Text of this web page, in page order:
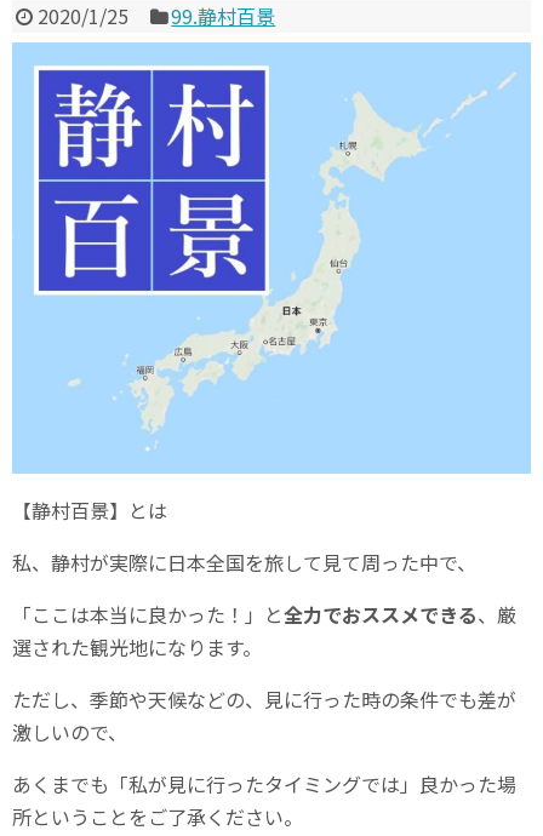
2020/1/25 99.静村百景
【静村百景】とは
私、静村が実際に日本全国を旅して見て周った中で、
「ここは本当に良かった！」と全力でおススメできる、厳
選された観光地になります。
ただし、季節や天候などの、見に行った時の条件でも差が
激しいので、
あくまでも「私が見に行ったタイミングでは」良かった場
所ということをご了承ください。